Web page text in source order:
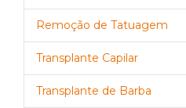
Remoção de Tatuagem
Transplante Capilar
Transplante de Barba